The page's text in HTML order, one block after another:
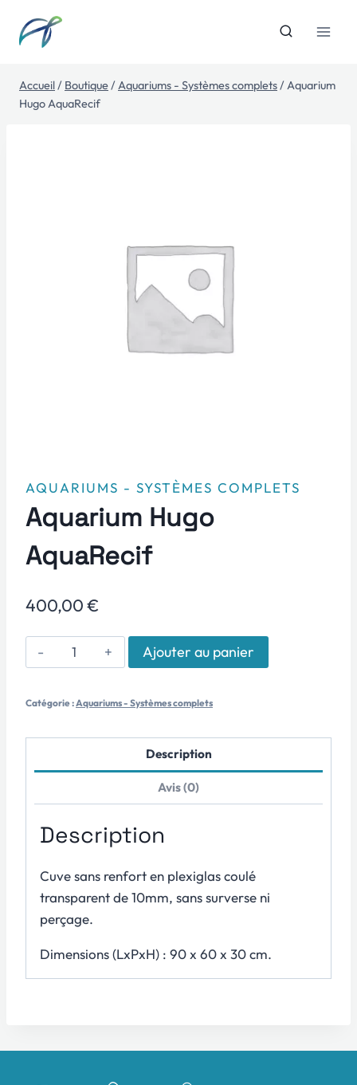
contenu
Accueil/ Boutique/Aquariums - Systèmes complets/Aquarium
Hugo AquaRecif
AQUARIUMS - SYSTÈMES COMPLETS
Aquarium Hugo
AquaRecif
400,00€
quantité
de
Hugo
Ajouter au panier
Catégorie :Aquariums - Systèmes complets
Description
Avis (0)
Description
Cuve sans renfort en plexiglas coulé
transparent de 10mm, sans surverse ni
perçage.
Dimensions (LxPxH) : 90 x 60 x 30 cm.